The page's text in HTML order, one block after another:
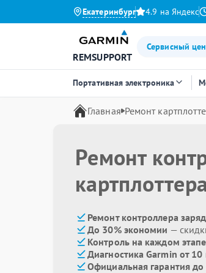
Екатеринбург 4.9 на Яндекс
REMSUPPORT
Сервисный
Портативная электроника
Главная Ремонт
Ремонт
Ремонт контроллера
До 30% экономии —
Контроль на каждом этапе
Диагностика Garmin от
Официальная гарантия